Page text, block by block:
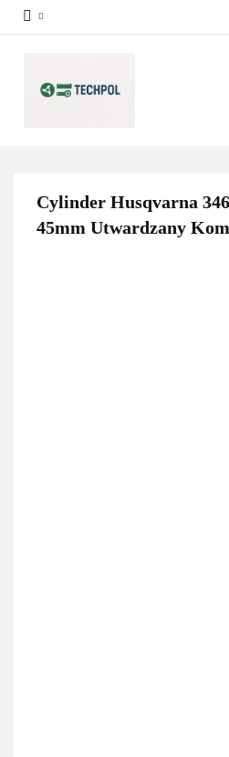
Cylinder Husqvarna
45mm Utwardzany